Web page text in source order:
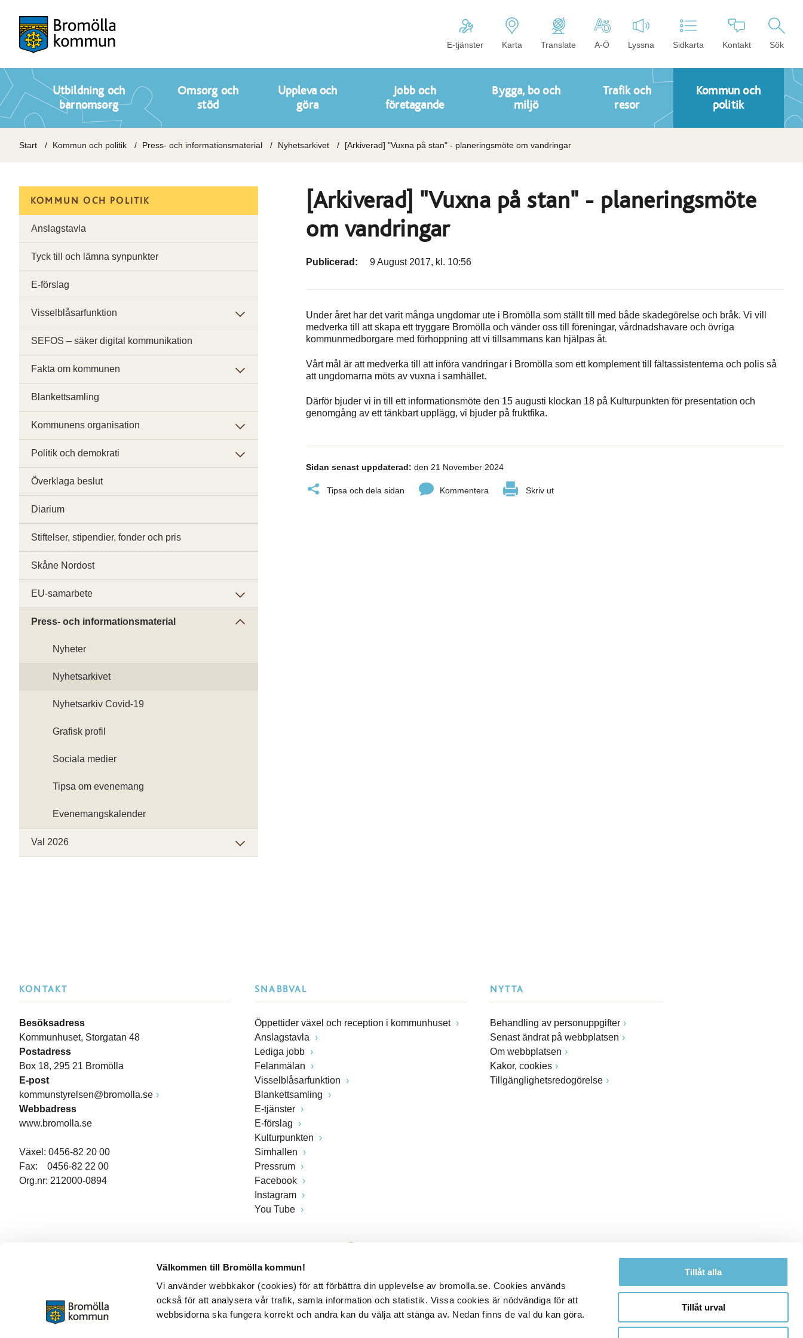
Välkommen till Bromölla kommun!
Vi använder webbkakor (cookies) för att förbättra din upplevelse av bromolla.se. Cookies används
också för att analysera vår trafik, samla information och statistik. Vissa cookies är nödvändiga för att
webbsidorna ska fungera korrekt och andra kan du välja att stänga av. Nedan finns de val du kan göra.
Tillåt alla
Tillåt urval
E-tjänster Karta Translate A-Ö Lyssna Sidkarta Kontakt Sök
Utbildning och
barnomsorg
Omsorg och
stöd
Uppleva och
göra
Jobb och
företagande
Bygga, bo och
miljö
Trafik och
resor
Kommun och
politik
Start Kommun och politik Press- och informationsmaterial Nyhetsarkivet [Arkiverad] "Vuxna på stan" - planeringsmöte om vandringar
[Arkiverad] "Vuxna på stan" - planeringsmöte
om vandringar
Publicerad: 9 August 2017, kl. 10:56
Under året har det varit många ungdomar ute i Bromölla som ställttill med både skadegörelse och bråk. Vi vill
medverka till att skapa ett tryggare Bromölla och vänder oss till föreningar, vårdnadshavare och övriga
kommunmedborgare med förhoppning att vi tillsammans kan hjälpas åt.
Vårt mål är att medverka till att införa vandringar i Bromölla som ett komplement till fältassistenterna och polis så
att ungdomarna möts av vuxna i samhället.
Därför bjuder vi in till ett informationsmöte den 15 augusti klockan 18 på Kulturpunkten för presentation och
genomgång av ett tänkbart upplägg, vi bjuder på fruktfika.
Sidan senast uppdaterad: den 21 November 2024
Tipsa och dela sidan Kommentera Skriv ut
KOMMUN OCH POLITIK
Anslagstavla
Tyck till och lämna synpunkter
E-förslag
Visselblåsarfunktion
SEFOS – säker digital kommunikation
Fakta om kommunen
Blankettsamling
Kommunens organisation
Politik och demokrati
Överklaga beslut
Diarium
Stiftelser, stipendier, fonder och pris
Skåne Nordost
EU-samarbete
Press- och informationsmaterial
Nyheter
Nyhetsarkivet
Nyhetsarkiv Covid-19
Grafisk profil
Sociala medier
Tipsa om evenemang
Evenemangskalender
Val 2026
KONTAKT
Besöksadress
Kommunhuset, Storgatan 48
Postadress
Box 18, 295 21 Bromölla
E-post
kommunstyrelsen@bromolla.se
Webbadress
www.bromolla.se
Växel: 0456-82 20 00
Fax: 0456-82 22 00
Org.nr: 212000-0894
SNABBVAL
Öppettider växel och reception i kommunhuset
Anslagstavla
Lediga jobb
Felanmälan
Visselblåsarfunktion
Blankettsamling
E-tjänster
E-förslag
Kulturpunkten
Simhallen
Pressrum
Facebook
Instagram
You Tube
NYTTA
Behandling av personuppgifter
Senast ändrat på webbplatsen
Om webbplatsen
Kakor, cookies
Tillgänglighetsredogörelse